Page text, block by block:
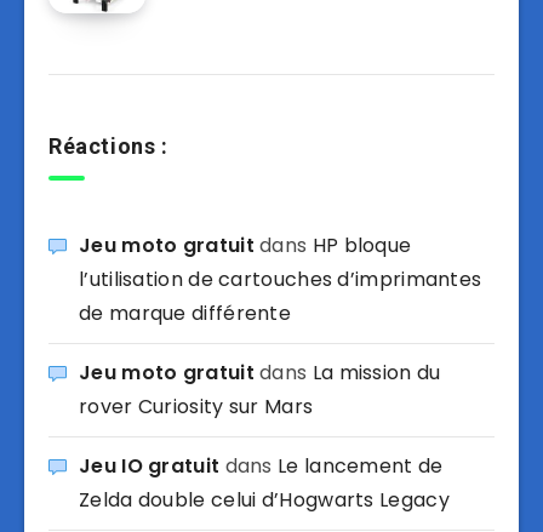
Réactions :
Jeu moto gratuit dans HP bloque
l’utilisation de cartouches d’imprimantes
de marque différente
Jeu moto gratuit dans La mission du
rover Curiosity sur Mars
Jeu IO gratuit dans Le lancement de
Zelda double celui d’Hogwarts Legacy